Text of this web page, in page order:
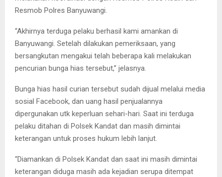
Resmob Polres Banyuwangi.
“Akhirnya terduga pelaku berhasil kami amankan di
Banyuwangi. Setelah dilakukan pemeriksaan, yang
bersangkutan mengakui telah beberapa kali melakukan
pencurian bunga hias tersebut,” jelasnya.
Bunga hias hasil curian tersebut sudah dijual melalui media
sosial Facebook, dan uang hasil penjualannya
dipergunakan utk keperluan sehari-hari. Saat ini terduga
pelaku ditahan di Polsek Kandat dan masih dimintai
keterangan untuk proses hukum lebih lanjut.
“Diamankan di Polsek Kandat dan saat ini masih dimintai
keterangan diduga masih ada kejadian serupa ditempat